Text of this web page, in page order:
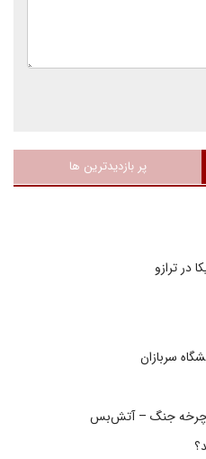
پر بازدیدترین ها
در ترازو
سربازان
چرخه جنگ – آتش‌بس